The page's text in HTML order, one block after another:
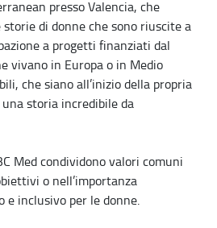
presso Valencia, che
di donne che sono riuscite a
a progetti finanziati dal
vivano in Europa o in Medio
che siano all’inizio della propria
storia incredibile da
Med condividono valori comuni
o nell’importanza
e inclusivo per le donne.